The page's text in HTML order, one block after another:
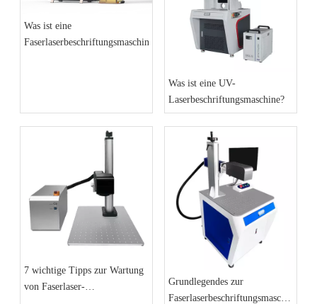
Was ist eine
Faserlaserbeschriftungsmaschine?
Was ist eine UV-
Laserbeschriftungsmaschine?
7 wichtige Tipps zur Wartung
von Faserlaser-
Grundlegendes zur
Faserlaserbeschriftungsmaschine